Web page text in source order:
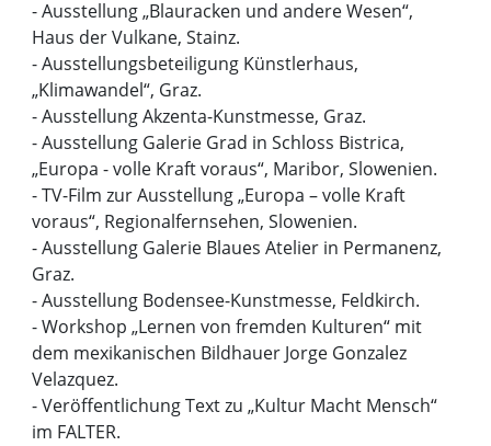
- Ausstellung „Blauracken und andere Wesen“,
Haus der Vulkane, Stainz.
- Ausstellungsbeteiligung Künstlerhaus,
„Klimawandel“, Graz.
- Ausstellung Akzenta-Kunstmesse, Graz.
- Ausstellung Galerie Grad in Schloss Bistrica,
„Europa - volle Kraft voraus“, Maribor, Slowenien.
- TV-Film zur Ausstellung „Europa – volle Kraft
voraus“, Regionalfernsehen, Slowenien.
- Ausstellung Galerie Blaues Atelier in Permanenz,
Graz.
- Ausstellung Bodensee-Kunstmesse, Feldkirch.
- Workshop „Lernen von fremden Kulturen“ mit
dem mexikanischen Bildhauer Jorge Gonzalez
Velazquez.
- Veröffentlichung Text zu „Kultur Macht Mensch“
im FALTER.